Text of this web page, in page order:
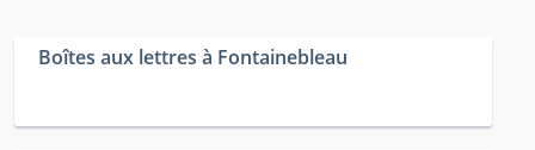
Boîtes aux lettres à Fontainebleau